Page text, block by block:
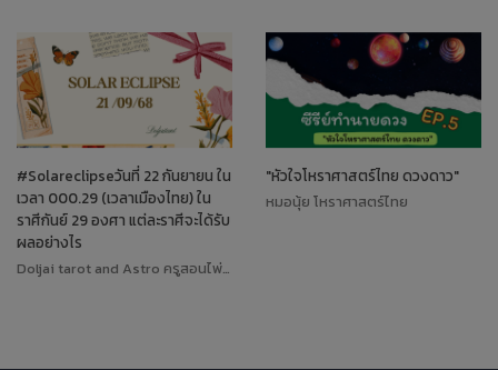
#Solareclipseวันที่ 22 กันยายน ใน
เวลา 000.29 (เวลาเมืองไทย) ใน
ราศีกันย์ 29 องศา แต่ละราศีจะได้รับ
ผลอย่างไร
Doljai tarot and Astro ครูสอนไพ่ทาโรต์
"หัวใจโหราศาสตร์ไทย ดวงดาว"
หมอนุ้ย โหราศาสตร์ไทย